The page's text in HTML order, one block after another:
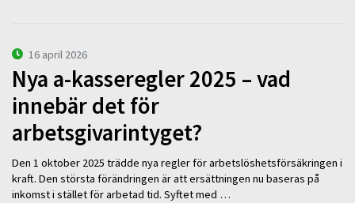
16 april 2026
Nya a-kasseregler 2025 – vad
innebär det för
arbetsgivarintyget?
Den 1 oktober 2025 trädde nya regler för arbetslöshetsförsäkringen i
kraft. Den största förändringen är att ersättningen nu baseras på
inkomst i stället för arbetad tid. Syftet med …